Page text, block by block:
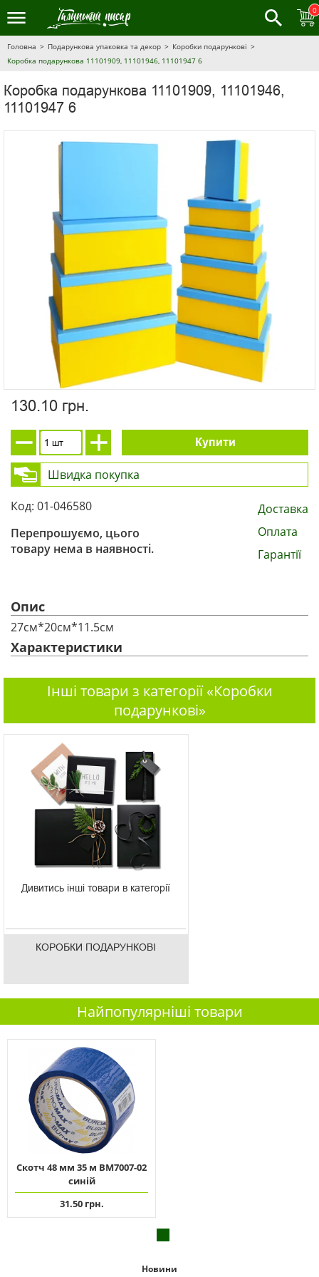
0
Головна Подарункова упаковка та декор
Коробки подарункові
Коробка подарункова 11101909, 11101946, 11101947 6
Коробка подарункова 11101909, 11101946,
11101947 6
130.10 грн.
Купити
Швидка покупка
Код: 01-046580
Перепрошуємо, цього
товару нема в наявності.
Доставка
Оплата
Гарантії
Опис
27см*20см*11.5см
Характеристики
Інші товари з категорії «Коробки
подарункові»
Дивитись інші товари в категорії
КОРОБКИ ПОДАРУНКОВІ
Найпопулярніші товари
Скотч 48 мм 35 м ВМ7007-02
синій
31.50 грн.
Новини